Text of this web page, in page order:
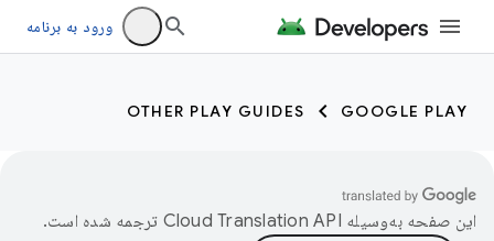
ورود به برنامه
GOOGLE PLAY
OTHER PLAY GUIDES
این صفحه به‌وسیله ترجمه شده است.